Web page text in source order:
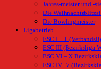
Jahres-meister und -
Die
Die Bowlingmeister
Ligabetrieb
ESC I + II
ESC III (Bezirksliga
ESC VI – X
ESC IV+V